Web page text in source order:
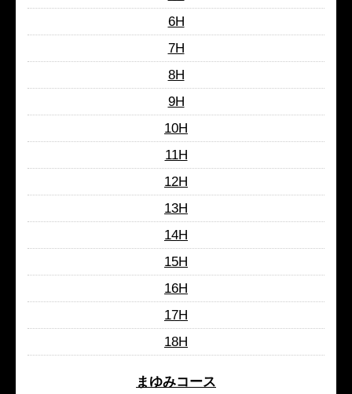
6H
7H
8H
9H
10H
11H
12H
13H
14H
15H
16H
17H
18H
まゆみコース